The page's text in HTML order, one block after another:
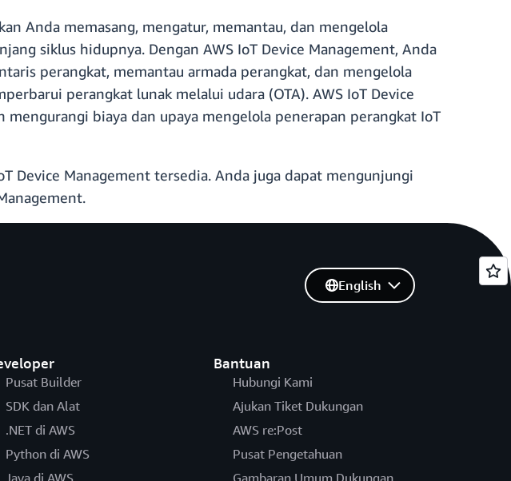
Anda memasang, mengatur, memantau, dan mengelola
siklus hidupnya. Dengan AWS IoT Device Management, Anda
perangkat, memantau armada perangkat, dan mengelola
perangkat lunak melalui udara (OTA). AWS IoT Device
biaya dan upaya mengelola penerapan perangkat IoT
Device Management tersedia. Anda juga dapat mengunjungi
Pusat Builder
SDK dan Alat
.NET di AWS
Python di AWS
Bantuan
Hubungi Kami
Ajukan Tiket Dukungan
AWS re:Post
Pusat Pengetahuan
English